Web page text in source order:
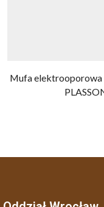
Mufa elektrooporowa